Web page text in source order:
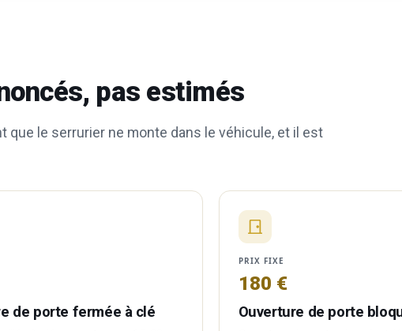
pas estimés
que le serrurier ne monte dans le véhicule, et il est
de porte fermée à clé
PRIX FIXE
180 €
Ouverture de porte